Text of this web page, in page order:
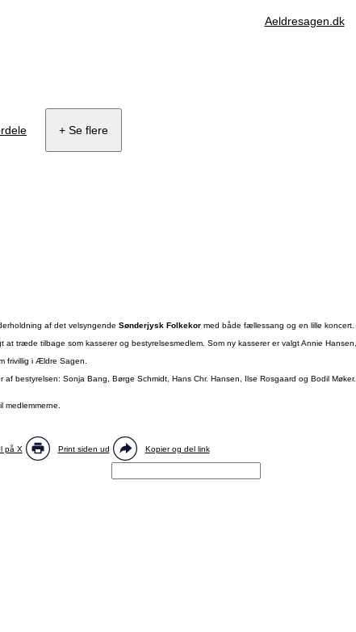
Aeldresagen.dk
+ Se flere
af det velsyngende Sønderjysk Folkekor med både fællessang og en lille koncert.
træde tilbage som kasserer og bestyrelsesmedlem. Som ny kasserer er valgt Annie
frivillig i Ældre Sagen.
bestyrelsen: Sonja Bang, Børge Schmidt, Hans Chr. Hansen, Ilse Rosgaard og Bodil
på X Print siden ud Kopier og del link